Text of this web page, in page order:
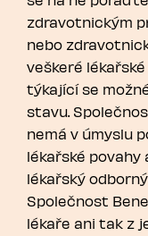
zdravotnickým
nebo
veškeré
týkající se
stavu.
nemá v úmyslu
lékařské
lékařský
Společnost
lékaře ani tak z